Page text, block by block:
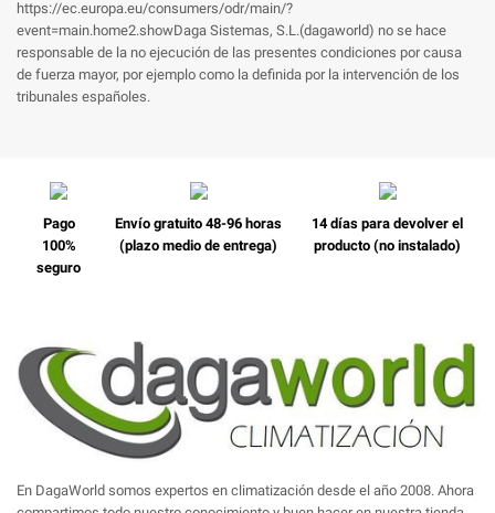
https://ec.europa.eu/consumers/odr/main/?
event=main.home2.showDaga Sistemas, S.L.(dagaworld) no se hace
responsable de la no ejecución de las presentes condiciones por causa
de fuerza mayor, por ejemplo como la definida por la intervención de los
tribunales españoles.
Pago
100%
seguro
Envío gratuito 48-96 horas
(plazo medio de entrega)
14 días para devolver el
producto (no instalado)
En DagaWorld somos expertos en climatización desde el año 2008. Ahora